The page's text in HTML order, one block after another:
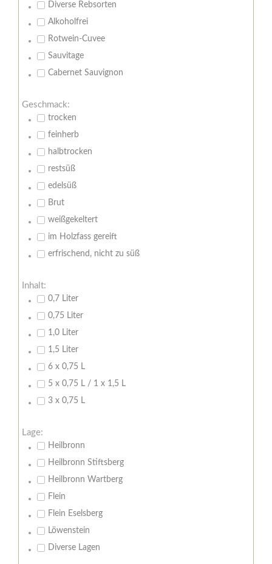
Diverse Rebsorten
Alkoholfrei
Rotwein-Cuvee
Sauvitage
Cabernet Sauvignon
Geschmack:
trocken
feinherb
halbtrocken
restsüß
edelsüß
Brut
weißgekeltert
im Holzfass gereift
erfrischend, nicht zu süß
Inhalt:
0,7 Liter
0,75 Liter
1,0 Liter
1,5 Liter
6 x 0,75 L
5 x 0,75 L / 1 x 1,5 L
3 x 0,75 L
Lage:
Heilbronn
Heilbronn Stiftsberg
Heilbronn Wartberg
Flein
Flein Eselsberg
Löwenstein
Diverse Lagen